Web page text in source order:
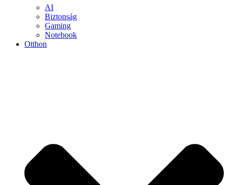
AI
Biztonság
Gaming
Notebook
Otthon